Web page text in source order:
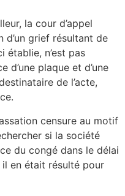
la cour d’appel
d’un grief résultant de
établie, n’est pas
d’une plaque et d’une
de l’acte,
censure au motif
si la société
du congé dans le délai
en était résulté pour